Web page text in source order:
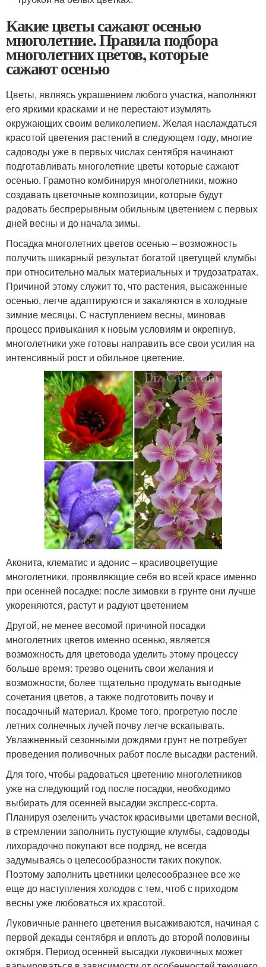
Какие цветы сажают осенью
многолетние. Правила подбора
многолетних цветов, которые
сажают осенью
Цветы, являясь украшением любого участка, наполняют
его яркими красками и не перестают изумлять
окружающих своим великолепием. Желая наслаждаться
красотой цветения растений в следующем году, многие
садоводы уже в первых числах сентября начинают
подготавливать многолетние цветы которые сажают
осенью. Грамотно комбинируя многолетники, можно
создавать цветочные композиции, которые будут
радовать беспрерывным обильным цветением с первых
дней весны и до начала зимы.
Посадка многолетних цветов осенью – возможность
получить шикарный результат богатой цветущей клумбы
при относительно малых материальных и трудозатратах.
Причиной этому служит то, что растения, высаженные
осенью, легче адаптируются и закаляются в холодные
зимние месяцы. С наступлением весны, миновав
процесс привыкания к новым условиям и окрепнув,
многолетники уже готовы направить все свои усилия на
интенсивный рост и обильное цветение.
Аконита, клематис и адонис – красивоцветущие
многолетники, проявляющие себя во всей красе именно
при осенней посадке: после зимовки в грунте они лучше
укореняются, растут и радуют цветением
Другой, не менее весомой причиной посадки
многолетних цветов именно осенью, является
возможность для цветовода уделить этому процессу
больше время: трезво оценить свои желания и
возможности, более тщательно продумать выгодные
сочетания цветов, а также подготовить почву и
посадочный материал. Кроме того, прогретую после
летних солнечных лучей почву легче вскапывать.
Увлажненный сезонными дождями грунт не потребует
проведения поливочных работ после высадки растений.
Для того, чтобы радоваться цветению многолетников
уже на следующий год после посадки, необходимо
выбирать для осенней высадки экспресс-сорта.
Планируя озеленить участок красивыми цветами весной,
в стремлении заполнить пустующие клумбы, садоводы
лихорадочно покупают все подряд, не всегда
задумываясь о целесообразности таких покупок.
Поэтому заполнить цветники целесообразнее все же
еще до наступления холодов с тем, чтоб с приходом
весны уже любоваться их красотой.
Луковичные раннего цветения высаживаются, начиная с
первой декады сентября и вплоть до второй половины
октября. Период осенней высадки луковичных может